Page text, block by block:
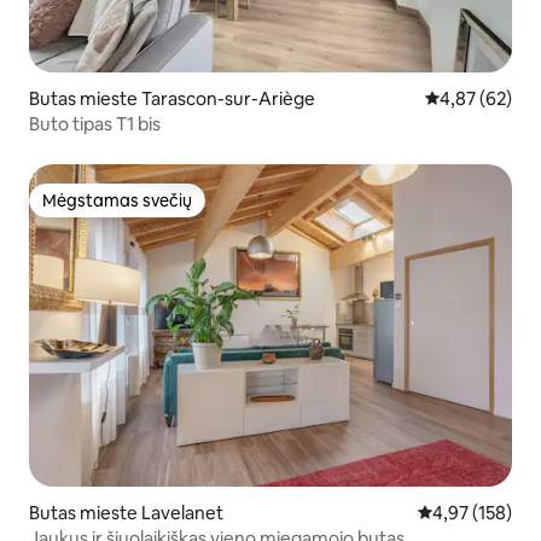
Butas mieste Tarascon-sur-Ariège Vidutinis
4,87 (62)
Buto tipas T1 bis
Mėgstamas svečių
Mėgstamas svečių
Butas mieste Lavelanet Vidutinis
4,97 (158)